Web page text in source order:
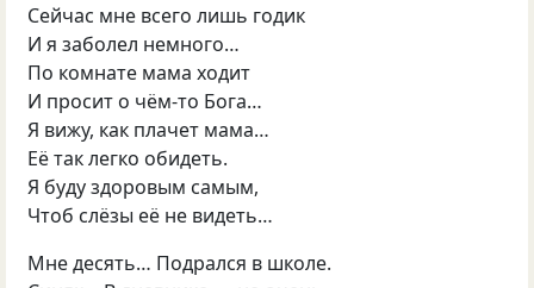
Сейчас мне всего лишь годик
И я заболел немного…
По комнате мама ходит
И просит о чём-то Бога…
Я вижу, как плачет мама…
Её так легко обидеть.
Я буду здоровым самым,
Чтоб слёзы её не видеть…
Мне десять… Подрался в школе.